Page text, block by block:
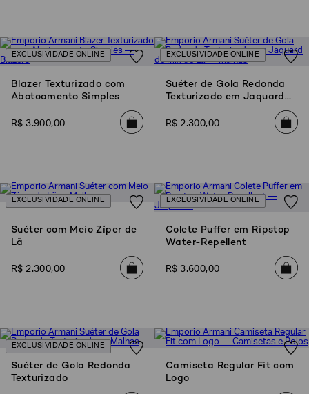
EXCLUSIVIDADE ONLINE
Blazer Texturizado com
Abotoamento Simples
R$ 3.900,00
EXCLUSIVIDADE ONLINE
Suéter de Gola Redonda
Texturizado em Jaquard
R$ 2.300,00
EXCLUSIVIDADE ONLINE
Suéter com Meio Zíper de
Lã
R$ 2.300,00
EXCLUSIVIDADE ONLINE
Colete Puffer em Ripstop
Water-Repellent
R$ 3.600,00
EXCLUSIVIDADE ONLINE
Suéter de Gola Redonda
Texturizado
Camiseta Regular Fit com
Logo
DE
NASCIMENTO*
Estou
Selecionar
todos
Giorgio
Armani
Exchange
Produtos
Produtos